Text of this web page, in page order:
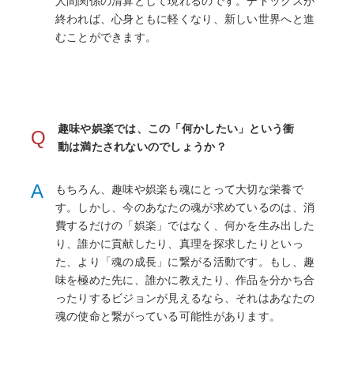
終われば、心身ともに軽くなり、新しい世界へと進
むことができます。
Q
趣味や娯楽では、この「何かしたい」という衝
動は満たされないのでしょうか？
A
もちろん、趣味や娯楽も魂にとって大切な栄養で
す。しかし、今のあなたの魂が求めているのは、消
費するだけの「娯楽」ではなく、何かを生み出した
り、誰かに貢献したり、真理を探求したりといっ
た、より「魂の成長」に繋がる活動です。もし、趣
味を極めた先に、誰かに教えたり、作品を分かち合
ったりするビジョンが見えるなら、それはあなたの
魂の使命と繋がっている可能性があります。